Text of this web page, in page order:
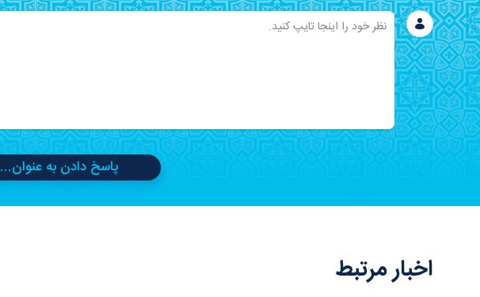
پاسخ دادن به عنوان...
اخبار مرتبط